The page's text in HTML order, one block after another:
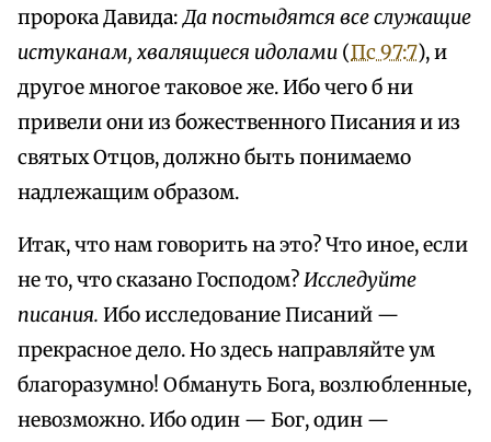
пророка Давида:Да постыдятся все служащие
истуканам, хвалящиеся идолами (Пс 97:7), и
другое многое таковое же. Ибо чего б ни
привели они из божественного Писания и из
святых Отцов, должно быть понимаемо
надлежащим образом.
Итак, что нам говорить на это? Что иное, если
не то, что сказано Господом?Исследуйте
писания. Ибо исследование Писаний —
прекрасное дело. Но здесь направляйте ум
благоразумно! Обмануть Бога, возлюбленные,
невозможно. Ибо один — Бог, один —